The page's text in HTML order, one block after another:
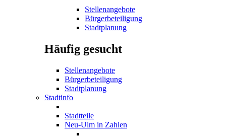
Stellenangebote
Bürgerbeteiligung
Stadtplanung
Häufig gesucht
Stellenangebote
Bürgerbeteiligung
Stadtplanung
Stadtinfo
Stadtteile
Neu-Ulm in Zahlen